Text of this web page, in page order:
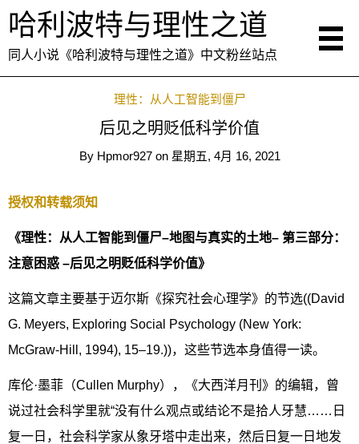
哈利波特与理性之道
同人小说《哈利波特与理性之道》中文粉丝站点
理性：从人工智能到僵尸
后见之明贬低科学价值
By Hpmor927 on 星期五, 4月 16, 2021
授权和转载须知
《理性：从人工智能到僵尸–地图与真实的土地– 第三部分：
注意困惑 –后见之明贬低科学价值》
这篇文章主要基于迈尔斯《探究社会心理学》的节选((David
G. Meyers, Exploring Social Psychology (New York:
McGraw-Hill, 1994), 15–19.))，这些节选本身值得一读。
库伦·墨菲（Cullen Murphy），《大西洋月刊》的编辑，曾
说过社会科学里就“没有什么观点或结论不是拾人牙慧……日
复一日，社会科学家从象牙塔中走出来，然后日复一日地发